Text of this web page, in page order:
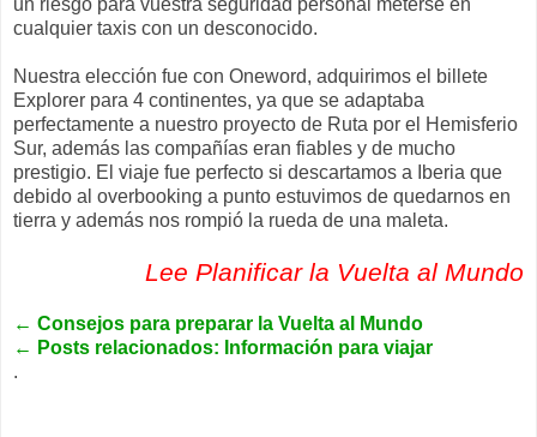
un riesgo para vuestra seguridad personal meterse en
cualquier taxis con un desconocido.
Nuestra elección fue con Oneword, adquirimos el billete
Explorer para 4 continentes, ya que se adaptaba
perfectamente a nuestro proyecto de Ruta por el Hemisferio
Sur, además las compañías eran fiables y de mucho
prestigio. El viaje fue perfecto si descartamos a Iberia que
debido al overbooking a punto estuvimos de quedarnos en
tierra y además nos rompió la rueda de una maleta.
Lee Planificar la Vuelta al Mundo
← Consejos para preparar la Vuelta al Mundo
← Posts relacionados: Información para viajar
.